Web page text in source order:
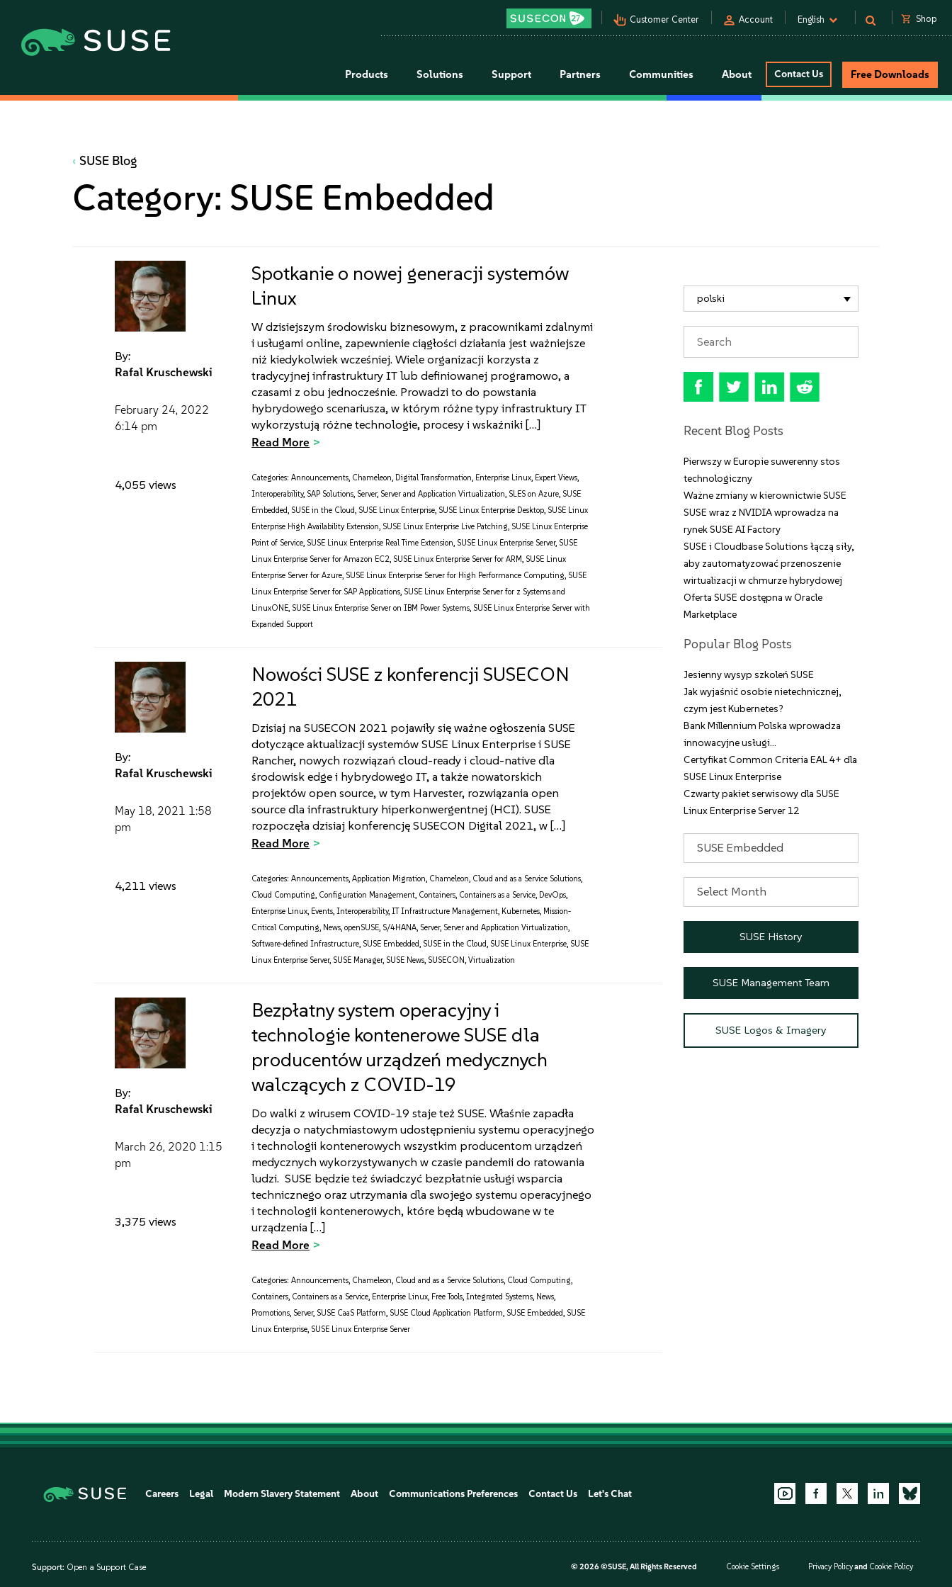
pan_tool_alt Customer Center person Account English shopping_cart Shop
Products Solutions Support Partners Communities About Contact Us Free Downloads
SUSE Blog
Category: SUSE Embedded
By:
Rafal Kruschewski
February 24, 2022
6:14 pm
4,055 views
Spotkanie o nowej generacji systemów
Linux
W dzisiejszym środowisku biznesowym, z pracownikami zdalnymi
i usługami online, zapewnienie ciągłości działania jest ważniejsze
niż kiedykolwiek wcześniej. Wiele organizacji korzysta z
tradycyjnej infrastruktury IT lub definiowanej programowo, a
czasami z obu jednocześnie. Prowadzi to do powstania
hybrydowego scenariusza, w którym różne typy infrastruktury IT
wykorzystują różne technologie, procesy i wskaźniki […]
Read More
Categories: Announcements, Chameleon, Digital Transformation, Enterprise Linux, Expert Views,
Interoperability, SAP Solutions, Server, Server and Application Virtualization, SLES on Azure, SUSE
Embedded, SUSE in the Cloud, SUSE Linux Enterprise, SUSE Linux Enterprise Desktop, SUSE Linux
Enterprise High Availability Extension, SUSE Linux Enterprise Live Patching, SUSE Linux Enterprise
Point of Service, SUSE Linux Enterprise Real Time Extension, SUSE Linux Enterprise Server, SUSE
Linux Enterprise Server for Amazon EC2, SUSE Linux Enterprise Server for ARM, SUSE Linux
Enterprise Server for Azure, SUSE Linux Enterprise Server for High Performance Computing, SUSE
Linux Enterprise Server for SAP Applications, SUSE Linux Enterprise Server for z Systems and
LinuxONE, SUSE Linux Enterprise Server on IBM Power Systems, SUSE Linux Enterprise Server with
Expanded Support
By:
Rafal Kruschewski
May 18, 2021 1:58
pm
4,211 views
Nowości SUSE z konferencji SUSECON
2021
Dzisiaj na SUSECON 2021 pojawiły się ważne ogłoszenia SUSE
dotyczące aktualizacji systemów SUSE Linux Enterprise i SUSE
Rancher, nowych rozwiązań cloud-ready i cloud-native dla
środowisk edge i hybrydowego IT, a także nowatorskich
projektów open source, w tym Harvester, rozwiązania open
source dla infrastruktury hiperkonwergentnej (HCI). SUSE
rozpoczęła dzisiaj konferencję SUSECON Digital 2021, w […]
Read More
Categories: Announcements,Application Migration, Chameleon, Cloud and as a Service Solutions,
Cloud Computing, Configuration Management, Containers, Containers as a Service, DevOps,
Enterprise Linux, Events,Interoperability,IT Infrastructure Management, Kubernetes, Mission-
Critical Computing, News,openSUSE, S/4HANA, Server, Server and Application Virtualization,
Software-defined Infrastructure, SUSE Embedded, SUSE in the Cloud, SUSE Linux Enterprise, SUSE
Linux Enterprise Server, SUSE Manager, SUSE News, SUSECON,Virtualization
By:
Rafal Kruschewski
March 26, 2020 1:15
pm
3,375 views
Bezpłatny system operacyjny i
technologie kontenerowe SUSE dla
producentów urządzeń medycznych
walczących z COVID-19
Do walki z wirusem COVID-19 staje też SUSE. Właśnie zapadła
decyzja o natychmiastowym udostępnieniu systemu operacyjnego
i technologii kontenerowych wszystkim producentom urządzeń
medycznych wykorzystywanych w czasie pandemii do ratowania
ludzi. SUSE będzie też świadczyć bezpłatnie usługi wsparcia
technicznego oraz utrzymania dla swojego systemu operacyjnego
i technologii kontenerowych, które będą wbudowane w te
urządzenia […]
Read More
Categories: Announcements, Chameleon, Cloud and as a Service Solutions, Cloud Computing,
Containers, Containers as a Service, Enterprise Linux, Free Tools,Integrated Systems, News,
Promotions, Server, SUSE CaaS Platform, SUSE Cloud Application Platform, SUSE Embedded, SUSE
Linux Enterprise, SUSE Linux Enterprise Server
polski
Recent Blog Posts
Pierwszy w Europie suwerenny stos
technologiczny
Ważne zmiany w kierownictwie SUSE
SUSE wraz z NVIDIA wprowadza na
rynek SUSE AI Factory
SUSE i Cloudbase Solutions łączą siły,
aby zautomatyzować przenoszenie
wirtualizacji w chmurze hybrydowej
Oferta SUSE dostępna w Oracle
Marketplace
Popular Blog Posts
Jesienny wysyp szkoleń SUSE
Jak wyjaśnić osobie nietechnicznej,
czym jest Kubernetes?
Bank Millennium Polska wprowadza
innowacyjne usługi…
Certyfikat Common Criteria EAL 4+ dla
SUSE Linux Enterprise
Czwarty pakiet serwisowy dla SUSE
Linux Enterprise Server 12
SUSE History
SUSE Management Team
SUSE Logos & Imagery
Careers Legal Modern Slavery Statement About Communications Preferences Contact Us Let's Chat
Support: Open a Support Case © 2026 ©SUSE, All Rights Reserved Cookie Settings Privacy Policyand Cookie Policy